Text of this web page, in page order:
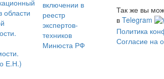
Так же вы
в Telegram
Политика
Согласие на